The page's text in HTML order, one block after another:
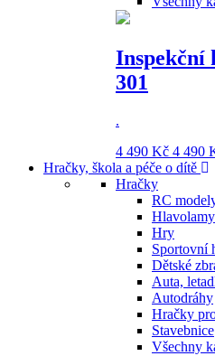
Inspekční
301
.
4 490 Kč 4 490
Hračky, škola a péče o dítě
Hračky
RC
Hlavolamy
Hry
Sportovní
Dětské
Auta,
Autodráhy
Hračky
Stavebnice
Všechny